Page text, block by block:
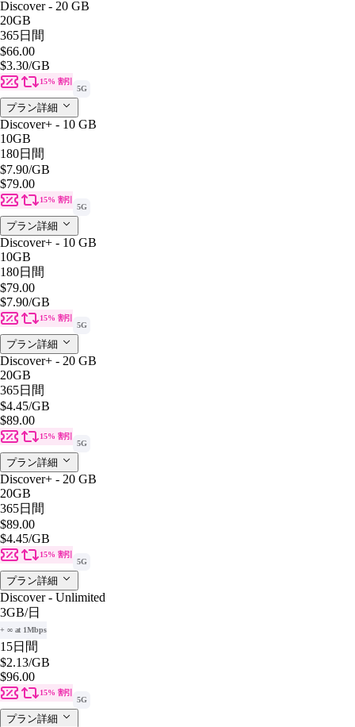
Discover - 20 GB
20GB
365日間
$66.00
$3.30/GB
15% 割引
5G
プラン詳細
Discover+ - 10 GB
10GB
180日間
$7.90/GB
$79.00
15% 割引
5G
プラン詳細
Discover+ - 10 GB
10GB
180日間
$79.00
$7.90/GB
15% 割引
5G
プラン詳細
Discover+ - 20 GB
20GB
365日間
$4.45/GB
$89.00
15% 割引
5G
プラン詳細
Discover+ - 20 GB
20GB
365日間
$89.00
$4.45/GB
15% 割引
5G
プラン詳細
Discover - Unlimited
3GB/日
+ ∞ at 1Mbps
15日間
$2.13/GB
$96.00
15% 割引
5G
プラン詳細